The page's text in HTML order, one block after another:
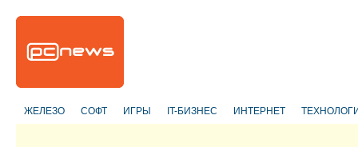
ЖЕЛЕЗО СОФТ ИГРЫ IT-БИЗНЕС ИНТЕРНЕТ